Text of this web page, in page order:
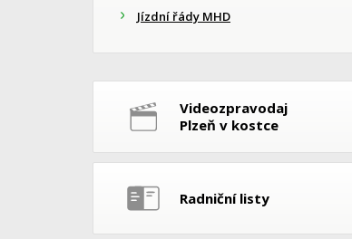
Jízdní řády MHD
Videozpravodaj
Plzeň v kostce
Radniční listy